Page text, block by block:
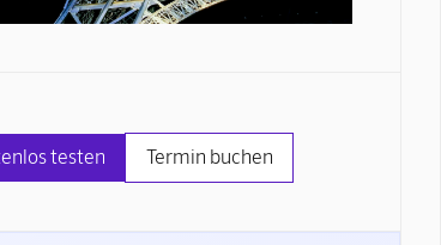
testen Termin buchen